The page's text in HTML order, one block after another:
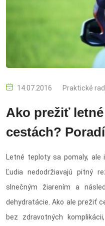
14.07.2016 Praktické
Ako prežiť
cestách?
Letné teploty sa pomaly, ale
Ľudia nedodržiavajú pitný
slnečným žiarením a
dehydratácie. Ako ale prežiť
bez zdravotných